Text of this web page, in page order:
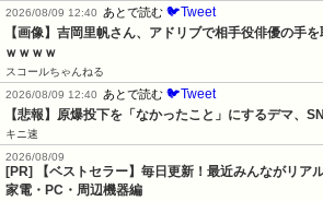
2026/08/09 12:40
あとで読む 🐦Tweet
【画像】吉岡里帆さん、アドリブで相手役俳優の手
ｗｗｗｗ
スコールちゃんねる
2026/08/09 12:40
あとで読む 🐦Tweet
【悲報】原爆投下を「なかったこと」にするデマ、
キニ速
2026/08/09
[PR] 【ベストセラー】毎日更新！最近みんながリア
家電・PC・周辺機器編